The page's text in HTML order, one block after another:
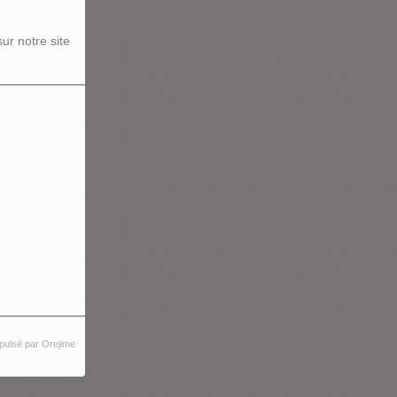
notre site
par Orejime